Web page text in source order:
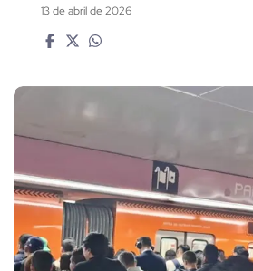
13 de abril de 2026